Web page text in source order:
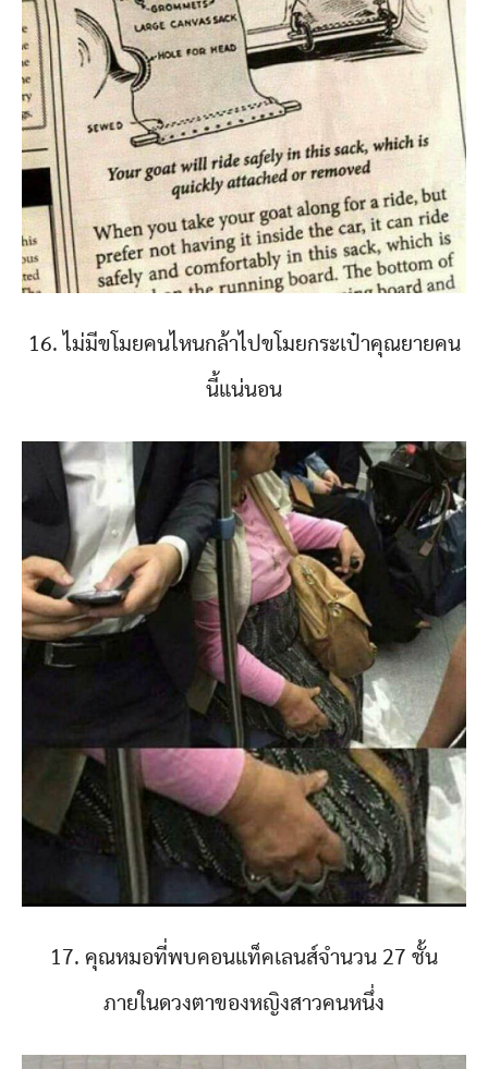
16. ไม่มีขโมยคนไหนกล้าไปขโมยกระเป๋าคุณยายคน
นี้แน่นอน
17. คุณหมอที่พบคอนแท็คเลนส์จำนวน 27 ชั้น
ภายในดวงตาของหญิงสาวคนหนึ่ง